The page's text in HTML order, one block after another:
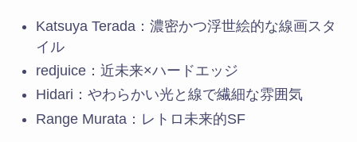
Katsuya Terada：濃密かつ浮世絵的な線画スタ
イル
redjuice：近未来×ハードエッジ
Hidari：やわらかい光と線で繊細な雰囲気
Range Murata：レトロ未来的SF